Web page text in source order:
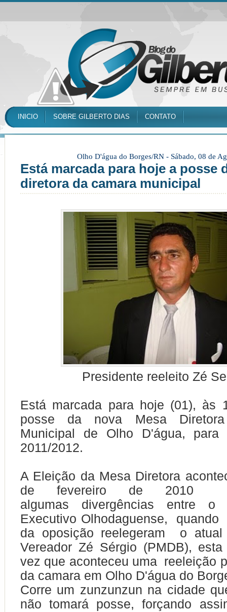
INICIO SOBRE GILBERTO DIAS CONTATO
Olho D'água do Borges/RN - Sábado, 08 de
Está marcada para hoje a posse
diretora da camara municipal
Presidente reeleito Zé
Está marcada para hoje (01), às
posse da nova Mesa
Municipal de Olho D'água,
2011/2012.
A Eleição da Mesa Diretora
de fevereiro de 2010
algumas divergências entre o
Executivo Olhodaguense, quando
da oposição reelegeram o atual
Vereador Zé Sérgio (PMDB),
vez que aconteceu uma reeleição
da camara em Olho D'água do
Corre um zunzunzun na cidade
não tomará posse, forçando